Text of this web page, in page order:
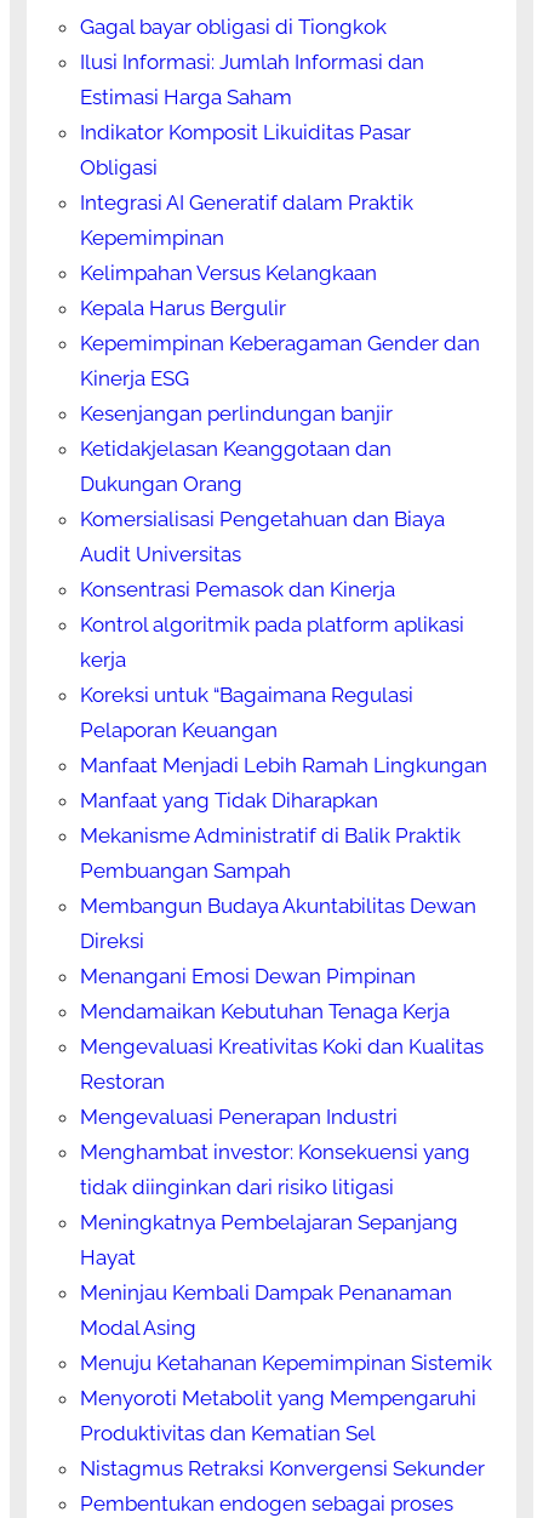
Gagal bayar obligasi di Tiongkok
Ilusi Informasi: Jumlah Informasi dan
Estimasi Harga Saham
Indikator Komposit Likuiditas Pasar
Obligasi
Integrasi AI Generatif dalam Praktik
Kepemimpinan
Kelimpahan Versus Kelangkaan
Kepala Harus Bergulir
Kepemimpinan Keberagaman Gender dan
Kinerja ESG
Kesenjangan perlindungan banjir
Ketidakjelasan Keanggotaan dan
Dukungan Orang
Komersialisasi Pengetahuan dan Biaya
Audit Universitas
Konsentrasi Pemasok dan Kinerja
Kontrol algoritmik pada platform aplikasi
kerja
Koreksi untuk “Bagaimana Regulasi
Pelaporan Keuangan
Manfaat Menjadi Lebih Ramah Lingkungan
Manfaat yang Tidak Diharapkan
Mekanisme Administratif di Balik Praktik
Pembuangan Sampah
Membangun Budaya Akuntabilitas Dewan
Direksi
Menangani Emosi Dewan Pimpinan
Mendamaikan Kebutuhan Tenaga Kerja
Mengevaluasi Kreativitas Koki dan Kualitas
Restoran
Mengevaluasi Penerapan Industri
Menghambat investor: Konsekuensi yang
tidak diinginkan dari risiko litigasi
Meningkatnya Pembelajaran Sepanjang
Hayat
Meninjau Kembali Dampak Penanaman
Modal Asing
Menuju Ketahanan Kepemimpinan Sistemik
Menyoroti Metabolit yang Mempengaruhi
Produktivitas dan Kematian Sel
Nistagmus Retraksi Konvergensi Sekunder
Pembentukan endogen sebagai proses